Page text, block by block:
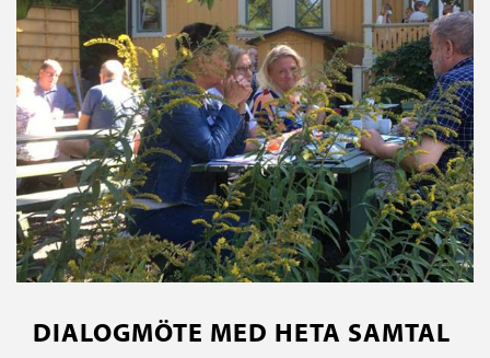
DIALOGMÖTE MED HETA SAMTAL